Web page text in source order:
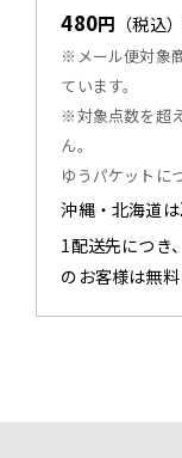
480円 （税込）
※メール便対象
ています。
※対象点数を超
ん。
ゆうパケットに
沖縄・北海道は
1配送先につき
のお客様は無料